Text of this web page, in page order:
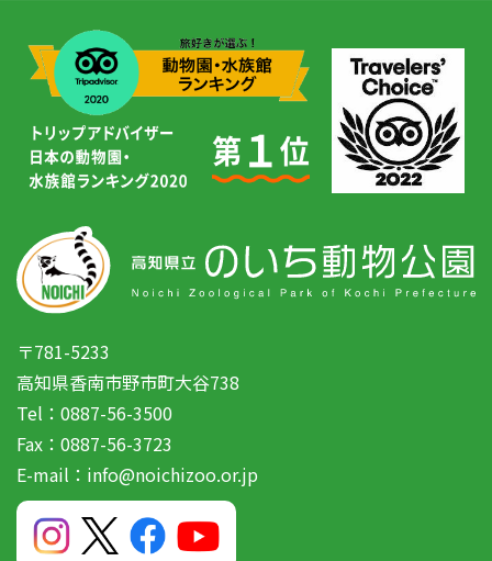
〒781-5233
高知県香南市野市町大谷738
Tel：0887-56-3500
Fax：0887-56-3723
E-mail：info@noichizoo.or.jp